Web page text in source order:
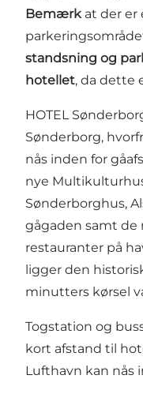
Bemærkat der er
standsning og
hotellet, da dette
HOTEL
Sønderborg,
nås inden for
nye
Sønderborghus,
gågaden samt de
restauranter på
ligger den
minutters kørsel
Togstation og
kort afstand til
Lufthavn kan nås